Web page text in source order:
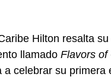
Hilton resalta
llamado Flavors of
a celebrar su primera